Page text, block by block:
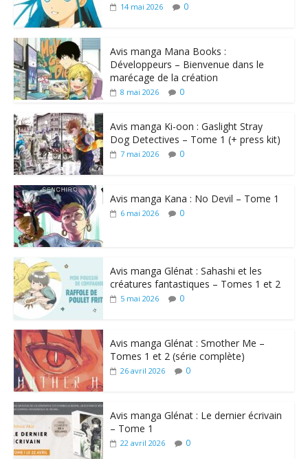
14 mai 2026 0
Avis manga Mana Books :
Développeurs – Bienvenue dans le
marécage de la création
8 mai 2026 0
Avis manga Ki-oon : Gaslight Stray
Dog Detectives – Tome 1 (+ press kit)
7 mai 2026 0
Avis manga Kana : No Devil – Tome 1
6 mai 2026 0
Avis manga Glénat : Sahashi et les
créatures fantastiques – Tomes 1 et 2
5 mai 2026 0
Avis manga Glénat : Smother Me –
Tomes 1 et 2 (série complète)
26 avril 2026 0
Avis manga Glénat : Le dernier écrivain
– Tome 1
22 avril 2026 0